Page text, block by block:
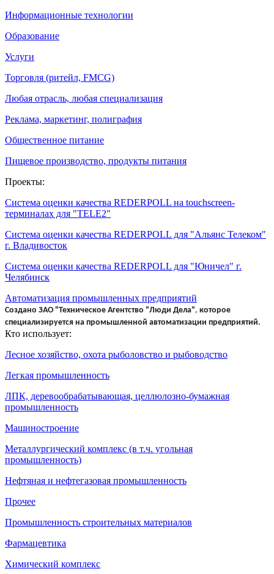
Информационные технологии
Образование
Услуги
Торговля (ритейл, FMCG)
Любая отрасль, любая специализация
Реклама, маркетинг, полиграфия
Общественное питание
Пищевое производство, продукты питания
Проекты:
Система оценки качества REDERPOLL на touchscreen-
терминалах для "TELE2"
Система оценки качества REDERPOLL для "Альянс Телеком"
г. Владивосток
Система оценки качества REDERPOLL для "Юничел" г.
Челябинск
Автоматизация промышленных предприятий
Создано ЗАО "Техническое Агентство "Люди Дела", которое
специализируется на промышленной автоматизации предприятий.
Кто использует:
Лесное хозяйство, охота рыболовство и рыбоводство
Легкая промышленность
ЛПК, деревообрабатывающая, целлюлозно-бумажная
промышленность
Машиностроение
Металлургический комплекс (в т.ч. угольная
промышленность)
Нефтяная и нефтегазовая промышленность
Прочее
Промышленность строительных материалов
Фармацевтика
Химический комплекс